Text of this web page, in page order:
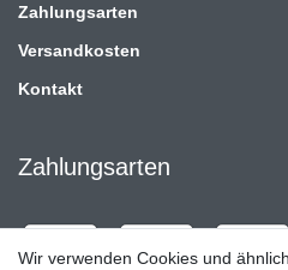
Zahlungsarten
Versandkosten
Kontakt
Zahlungsarten
Wir verwenden Cookies und